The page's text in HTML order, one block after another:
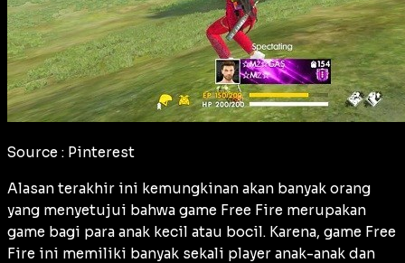
Source : Pinterest
Alasan terakhir ini kemungkinan akan banyak orang
yang menyetujui bahwa game Free Fire merupakan
game bagi para anak kecil atau bocil. Karena, game Free
Fire ini memiliki banyak sekali player anak-anak dan